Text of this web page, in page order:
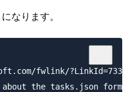
なります。
fwlink/
the tasks.json